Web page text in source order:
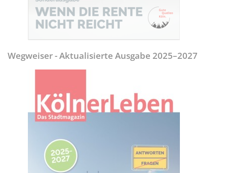
Wegweiser - Aktualisierte Ausgabe 2025–2027